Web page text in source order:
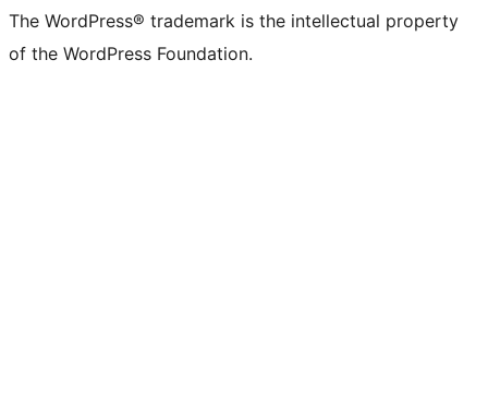
The WordPress® trademark is the intellectual property
of the WordPress Foundation.